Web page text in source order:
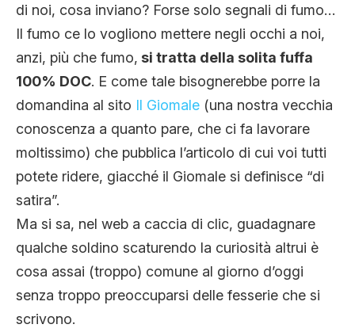
di noi, cosa inviano? Forse solo segnali di fumo…
Il fumo ce lo vogliono mettere negli occhi a noi,
anzi, più che fumo, si tratta della solita fuffa
100% DOC. E come tale bisognerebbe porre la
domandina al sito Il Giomale (una nostra vecchia
conoscenza a quanto pare, che ci fa lavorare
moltissimo) che pubblica l’articolo di cui voi tutti
potete ridere, giacché il Giomale si definisce “di
satira”.
Ma si sa, nel web a caccia di clic, guadagnare
qualche soldino scaturendo la curiosità altrui è
cosa assai (troppo) comune al giorno d’oggi
senza troppo preoccuparsi delle fesserie che si
scrivono.